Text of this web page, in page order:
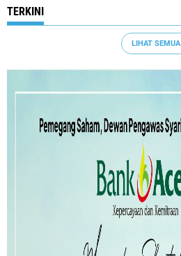
TERKINI
LIHAT SEMUA